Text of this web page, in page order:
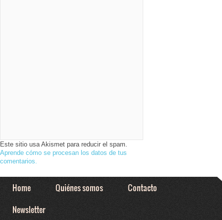
Este sitio usa Akismet para reducir el spam.
Aprende cómo se procesan los datos de tus
comentarios.
Home Quiénes somos
Contacto
Newsletter